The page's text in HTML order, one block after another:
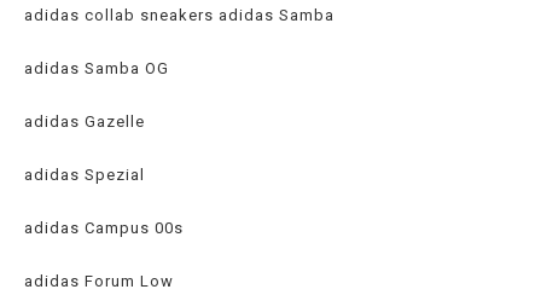
adidas collab sneakers adidas Samba
adidas Samba OG
adidas Gazelle
adidas Spezial
adidas Campus 00s
adidas Forum Low